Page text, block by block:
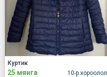
10-р хороолол
Куртик
25 мянга